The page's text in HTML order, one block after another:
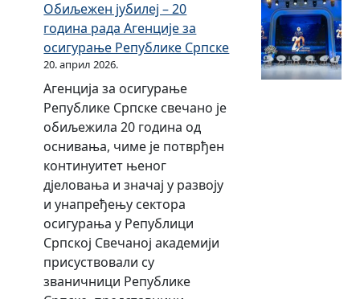
о
в
а
л
о
У
д
р
у
ж
е
њ
е
д
р
р
а
њ
у
р
е
д
о
в
н
о
м
и
с
о
с
л
о
в
а
з
а
с
т
у
п
а
њ
а
н
и
з
в
а
л
а
E
I
O
P
A
н
к
ц
ј
о
м
с
у
п
е
р
в
и
з
у
р
а
њ
е
Р
е
п
у
б
л
и
к
е
С
Обиљежен јубилеј – 20
година рада Агенције за
осигурање Републике Српске
20. април 2026.
Агенција за осигурање
Републике Српске свечано је
обиљежила 20 година од
оснивања, чиме је потврђен
континуитет њеног
дјеловања и значај у развоју
и унапређењу сектора
осигурања у Републици
Српској Свечаној академији
присуствовали су
званичници Републике